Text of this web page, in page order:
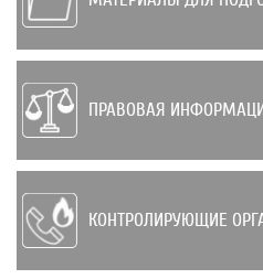
ПРАВОВАЯ
КОНТРОЛИРУЮЩИЕ